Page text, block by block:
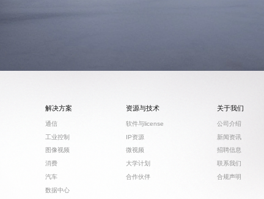
解决方案
通信
工业控制
图像视频
消费
汽车
数据中心
资源与技术
软件与license
IP资源
微视频
大学计划
合作伙伴
关于我们
公司介绍
新闻资讯
招聘信息
联系我们
合规声明